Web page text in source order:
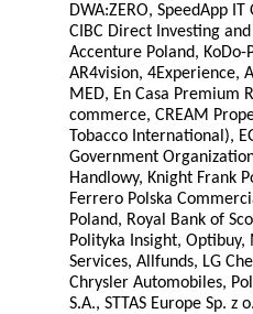
DWA:ZERO, SpeedApp
CIBC Direct Investing
Accenture Poland, KoDo-
AR4vision, 4Experience,
MED, En Casa Premium
commerce, CREAM
Tobacco International),
Government
Handlowy, Knight Frank
Ferrero Polska
Poland, Royal Bank of
Polityka Insight, Optibuy,
Services, Allfunds, LG
Chrysler Automobiles,
S.A., STTAS Europe Sp. z